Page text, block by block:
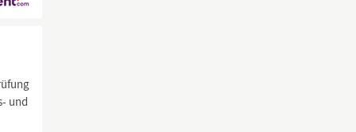
und